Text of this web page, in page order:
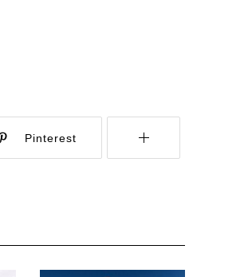
Pinterest